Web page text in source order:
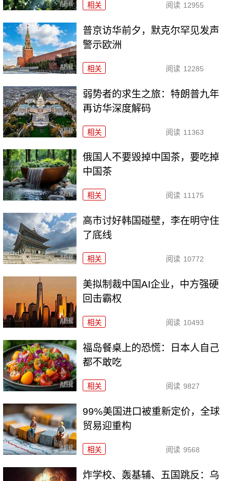
相关 阅读 12955
普京访华前夕，默克尔罕见发声
警示欧洲
相关 阅读 12285
弱势者的求生之旅：特朗普九年
再访华深度解码
相关 阅读 11363
俄国人不要毁掉中国茶，要吃掉
中国茶
相关 阅读 11175
高市讨好韩国碰壁，李在明守住
了底线
相关 阅读 10772
美拟制裁中国AI企业，中方强硬
回击霸权
相关 阅读 10493
福岛餐桌上的恐慌：日本人自己
都不敢吃
相关 阅读 9827
99%美国进口被重新定价，全球
贸易迎重构
相关 阅读 9568
炸学校、轰基辅、五国跳反：乌